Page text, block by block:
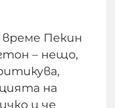
Пекин
– нещо,
на
и че